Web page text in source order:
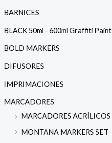
BARNICES
BLACK 50ml - 600ml Graffiti Paint
BOLD MARKERS
DIFUSORES
IMPRIMACIONES
MARCADORES
MARCADORES ACRÍLICOS
MONTANA MARKERS SET